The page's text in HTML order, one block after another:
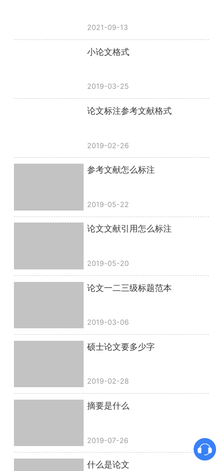
2021-09-13
小论文格式
2019-03-25
论文标注参考文献格式
2019-02-26
参考文献怎么标注
2019-05-22
论文文献引用怎么标注
2019-05-20
论文一二三级标题范本
2019-03-06
硕士论文要多少字
2019-02-28
摘要是什么
2019-07-26
什么是论文